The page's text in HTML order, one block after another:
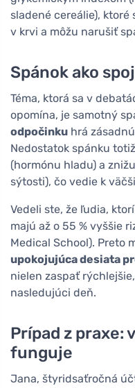
sladené cereálie),
v krvi a môžu narušiť
Spánok ako
Téma, ktorá sa v
opomína, je samotný
odpočinku hrá
Nedostatok spánku
(hormónu hladu) a
sýtosti), čo vedie k
Vedeli ste, že ľudia,
majú až o 55 % vyššie
Medical School). Preto
upokojujúca desiata
nielen zaspať
nasledujúci deň.
Prípad z praxe:
funguje
Jana, štyridsaťročná